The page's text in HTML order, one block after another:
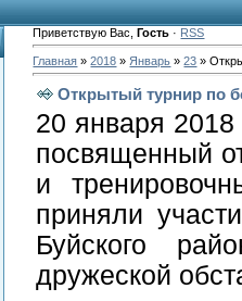
Приветствую Вас ,Гость · RSS
Главная »2018 » Январь » 23 »
Открытый турнир по
20 января 2018
посвященный
и
приняли
Буйского
дружеской